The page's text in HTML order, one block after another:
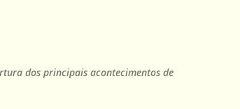
dos principais acontecimentos de